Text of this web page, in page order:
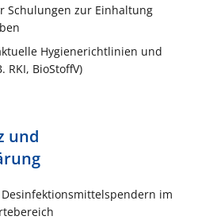
Schulungen zur Einhaltung
Hygienerichtlinien und
RKI, BioStoffV)
und
im